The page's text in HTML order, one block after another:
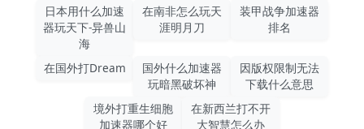
日本用什么加速
器玩天下-异兽山
海
在南非怎么玩天
涯明月刀
装甲战争加速器
排名
在国外打Dream
国外什么加速器
玩暗黑破坏神
因版权限制无法
下载什么意思
境外打重生细胞
加速器哪个好
在新西兰打不开
大智慧怎么办